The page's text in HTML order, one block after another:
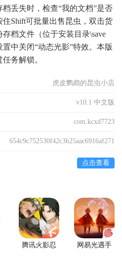
丢失时，检查“我的文档”是否
Shift可批量出售昆虫，双击货
档文件（位于安装目录\save
中关闭“动态光影”特效。本版
务解锁。
虎皮鹦鹉的昆虫小店
v10.1 中文版
com.kcxd7723
654c9c752530f42c3b25aac6916af271
点击查看
腾讯火影忍
网易光遇手